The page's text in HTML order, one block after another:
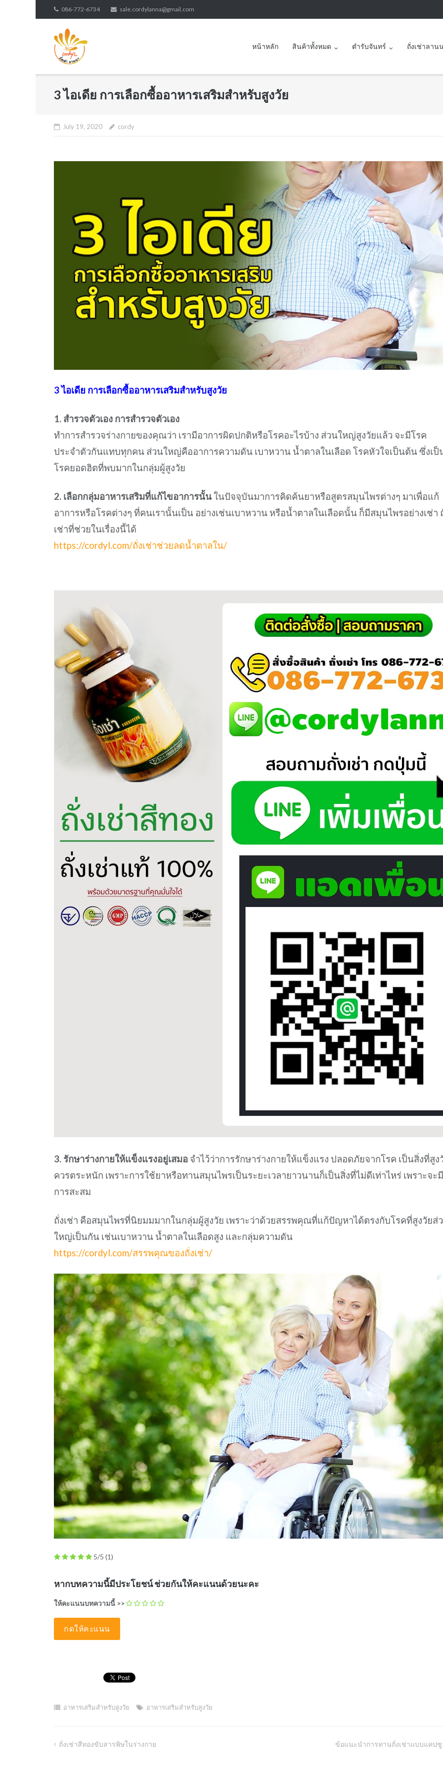
to
086-772-6734 sale.cordylanna@gmail.com
หน้าหลัก สินค้าทั้งหมด ตำรับจันทร์ ถั่งเช่าลาน
3 ไอเดีย การเลือกซื้ออาหารเสริมสำหรับสูงวัย
July 19, 2020 cordy
3 ไอเดีย การเลือกซื้ออาหารเสริมสำหรับสูงวัย
1. สำรวจตัวเอง การสำรวจตัวเอง
ทำการสำรวจร่างกายของคุณว่า เรามีอาการผิดปกติหรือโรคอะไรบ้าง ส่วนใหญ่สูงวัยแล้ว จะมีโรค
ประจำตัวกันแทบทุกคน ส่วนใหญ่คืออาการความดัน เบาหวาน น้ำตาลในเลือด โรคหัวใจเป็นต้น ซึ่งเป็
โรคยอดฮิตที่พบมากในกลุ่มผู้สูงวัย
2. เลือกกลุ่มอาหารเสริมที่แก้ไขอาการนั้นในปัจจุบันมาการคิดค้นยาหรือสูตรสมุนไพรต่างๆ มาเพื่อแก้
อาการหรือโรคต่างๆ ที่คนเรานั้นเป็น อย่างเช่นเบาหวาน หรือน้ำตาลในเลือดนั้น ก็มีสมุนไพรอย่างเช่า
เช่าที่ช่วยในเรื่องนี้ได้
https://cordyl.com/ถั่งเช่าช่วยลดน้ำตาลใน/
3. รักษาร่างกายให้แข็งแรงอยู่เสมอ จำไว้ว่าการรักษาร่างกายให้แข็งแรง ปลอดภัยจากโรค เป็นสิ่งที่สูง
ควรตระหนัก เพราะการใช้ยาหรือทานสมุนไพรเป็นระยะเวลายาวนานก็เป็นสิ่งที่ไม่ดีเท่าไหร่ เพราะจะ
การสะสม
ถั่งเช่า คือสมุนไพรที่นิยมมมากในกลุ่มผู้สูงวัย เพราะว่าด้วยสรรพคุณที่แก้ปัญหาได้ตรงกับโรคที่สูงวัยส่
ใหญ่เป็นกัน เช่นเบาหวาน น้ำตาลในเลือดสูง และกลุ่มความดัน
https://cordyl.com/สรรพคุณของถั่งเช่า/
5/5 (1)
หากบทความนี้มีประโยชน์ ช่วยกันให้คะแนนด้วยนะคะ
ให้คะแนนบทความนี้ >>
อาหารเสริมสำหรับสูงวัย อาหารเสริมสำหรับสูงวัย
Post
ถั่งเช่าสีทองขับสารพิษในร่างกาย ข้อแนะนำการทานถั่งเช่าแบบแคป